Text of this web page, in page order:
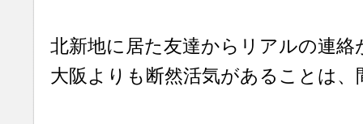
北新地に居た友達からリアルの連絡
大阪よりも断然活気があることは、